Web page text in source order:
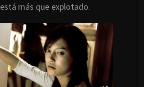
más que explotado.